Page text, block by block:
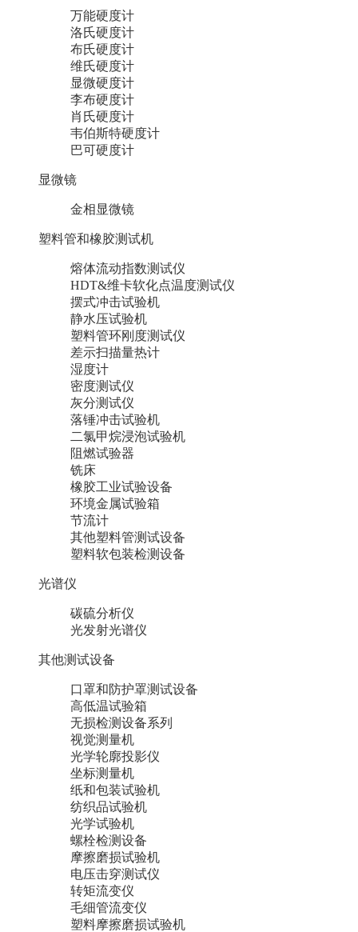
万能硬度计
洛氏硬度计
布氏硬度计
维氏硬度计
显微硬度计
李布硬度计
肖氏硬度计
韦伯斯特硬度计
巴可硬度计
显微镜
金相显微镜
塑料管和橡胶测试机
熔体流动指数测试仪
HDT&维卡软化点温度测试仪
摆式冲击试验机
静水压试验机
塑料管环刚度测试仪
差示扫描量热计
湿度计
密度测试仪
灰分测试仪
落锤冲击试验机
二氯甲烷浸泡试验机
阻燃试验器
铣床
橡胶工业试验设备
环境金属试验箱
节流计
其他塑料管测试设备
塑料软包装检测设备
光谱仪
碳硫分析仪
光发射光谱仪
其他测试设备
口罩和防护罩测试设备
高低温试验箱
无损检测设备系列
视觉测量机
光学轮廓投影仪
坐标测量机
纸和包装试验机
纺织品试验机
光学试验机
螺栓检测设备
摩擦磨损试验机
电压击穿测试仪
转矩流变仪
毛细管流变仪
塑料摩擦磨损试验机